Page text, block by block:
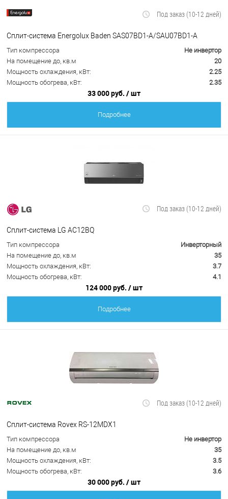
Под заказ (10-12 дней)
Сплит-система Energolux Baden SAS07BD1-A/SAU07BD1-A
Тип компрессора
Не инвертор
На помещение до, кв.м
20
Мощность охлаждения, кВт:
2.25
Мощность обогрева, кВт:
2.35
33 000 руб. / шт
Подробнее
Под заказ (10-12 дней)
Сплит-система LG AC12BQ
Тип компрессора
Инверторный
На помещение до, кв.м
35
Мощность охлаждения, кВт:
3.7
Мощность обогрева, кВт:
4.1
124 000 руб. / шт
Подробнее
Под заказ (10-12 дней)
Сплит-система Rovex RS-12MDX1
Тип компрессора
Не инвертор
На помещение до, кв.м
35
Мощность охлаждения, кВт:
3.5
Мощность обогрева, кВт:
3.6
30 000 руб. / шт